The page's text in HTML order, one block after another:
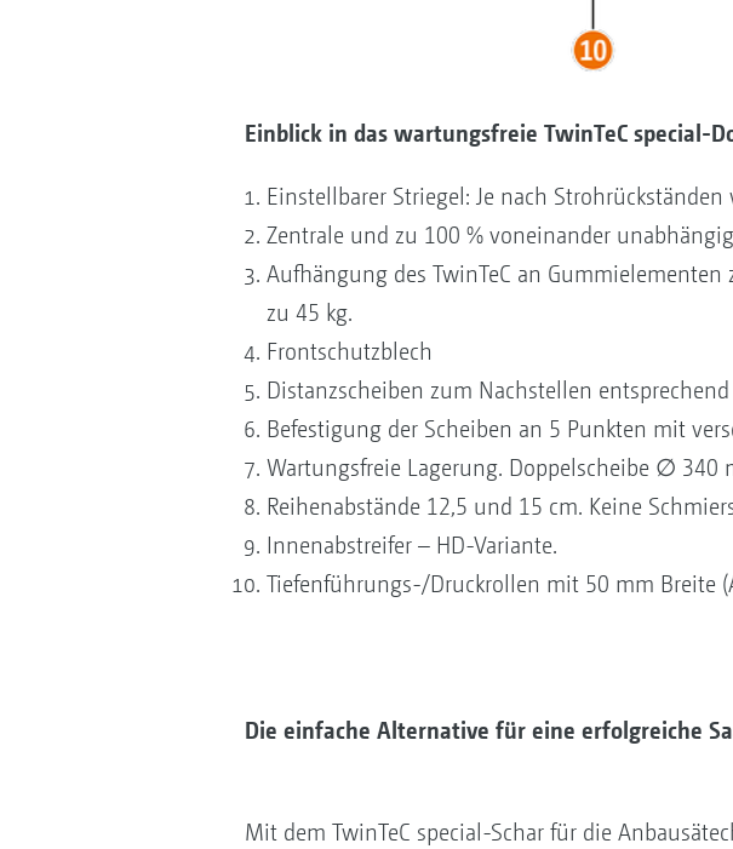
Einblick in das wartungsfreie TwinTeC special-
Einstellbarer Striegel: Je nach
Zentrale und zu 100 % voneinander
Aufhängung des TwinTeC an
zu 45 kg.
Frontschutzblech
Distanzscheiben zum Nachstellen
Befestigung der Scheiben an 5 Punkten mit
Wartungsfreie Lagerung. Doppelscheibe ∅ 340
Reihenabstände 12,5 und 15 cm. Keine
Innenabstreifer – HD-Variante.
Tiefenführungs-/Druckrollen mit 50 mm Breite
Die einfache Alternative für eine erfolgreiche
Mit dem TwinTeC special-Schar für die